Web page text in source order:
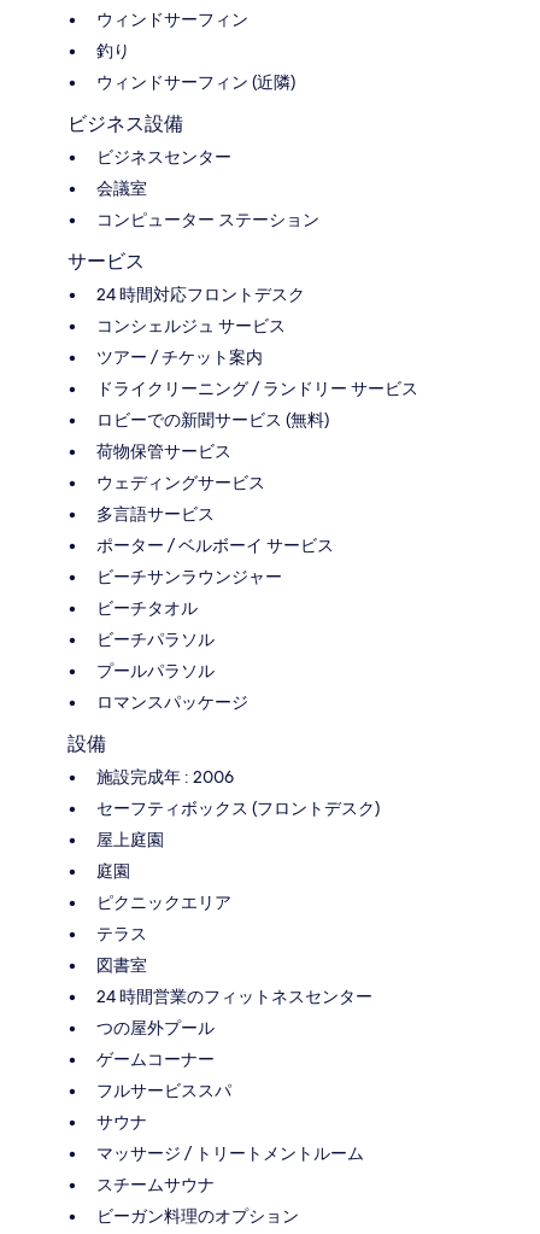
ウィンドサーフィン
釣り
ウィンドサーフィン (近隣)
ビジネス設備
ビジネスセンター
会議室
コンピューター ステーション
サービス
24 時間対応フロントデスク
コンシェルジュ サービス
ツアー / チケット案内
ドライクリーニング / ランドリー サービス
ロビーでの新聞サービス (無料)
荷物保管サービス
ウェディングサービス
多言語サービス
ポーター / ベルボーイ サービス
ビーチサンラウンジャー
ビーチタオル
ビーチパラソル
プールパラソル
ロマンスパッケージ
設備
施設完成年 : 2006
セーフティボックス (フロントデスク)
屋上庭園
庭園
ピクニックエリア
テラス
図書室
24 時間営業のフィットネスセンター
つの屋外プール
ゲームコーナー
フルサービススパ
サウナ
マッサージ / トリートメントルーム
スチームサウナ
ビーガン料理のオプション